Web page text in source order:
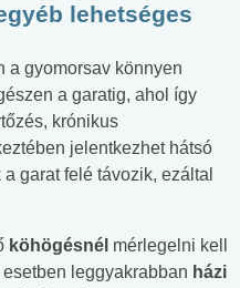
lehetséges
a gyomorsav könnyen
a garatig, ahol így
krónikus
jelentkezhet hátsó
garat felé távozik, ezáltal
köhögésnél mérlegelni kell
leggyakrabban házi